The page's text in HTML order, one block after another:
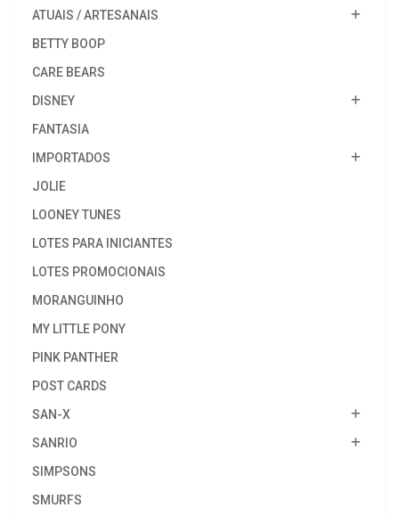
ATUAIS / ARTESANAIS
BETTY BOOP
CARE BEARS
DISNEY
FANTASIA
IMPORTADOS
JOLIE
LOONEY TUNES
LOTES PARA INICIANTES
LOTES PROMOCIONAIS
MORANGUINHO
MY LITTLE PONY
PINK PANTHER
POST CARDS
SAN-X
SANRIO
SIMPSONS
SMURFS